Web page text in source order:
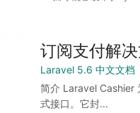
订阅支付解
Laravel 5.6 中文文档
简介 Laravel Cashier
式接口。它封...